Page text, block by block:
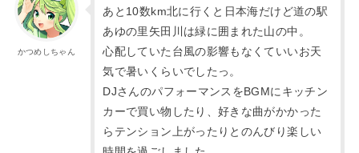
かつめしちゃん
あと10数km北に行くと日本海だけど道の駅
あゆの里矢田川は緑に囲まれた山の中。
心配していた台風の影響もなくていいお天
気で暑いくらいでしたっ。
DJさんのパフォーマンスをBGMにキッチン
カーで買い物したり、好きな曲がかかった
らテンション上がったりとのんびり楽しい